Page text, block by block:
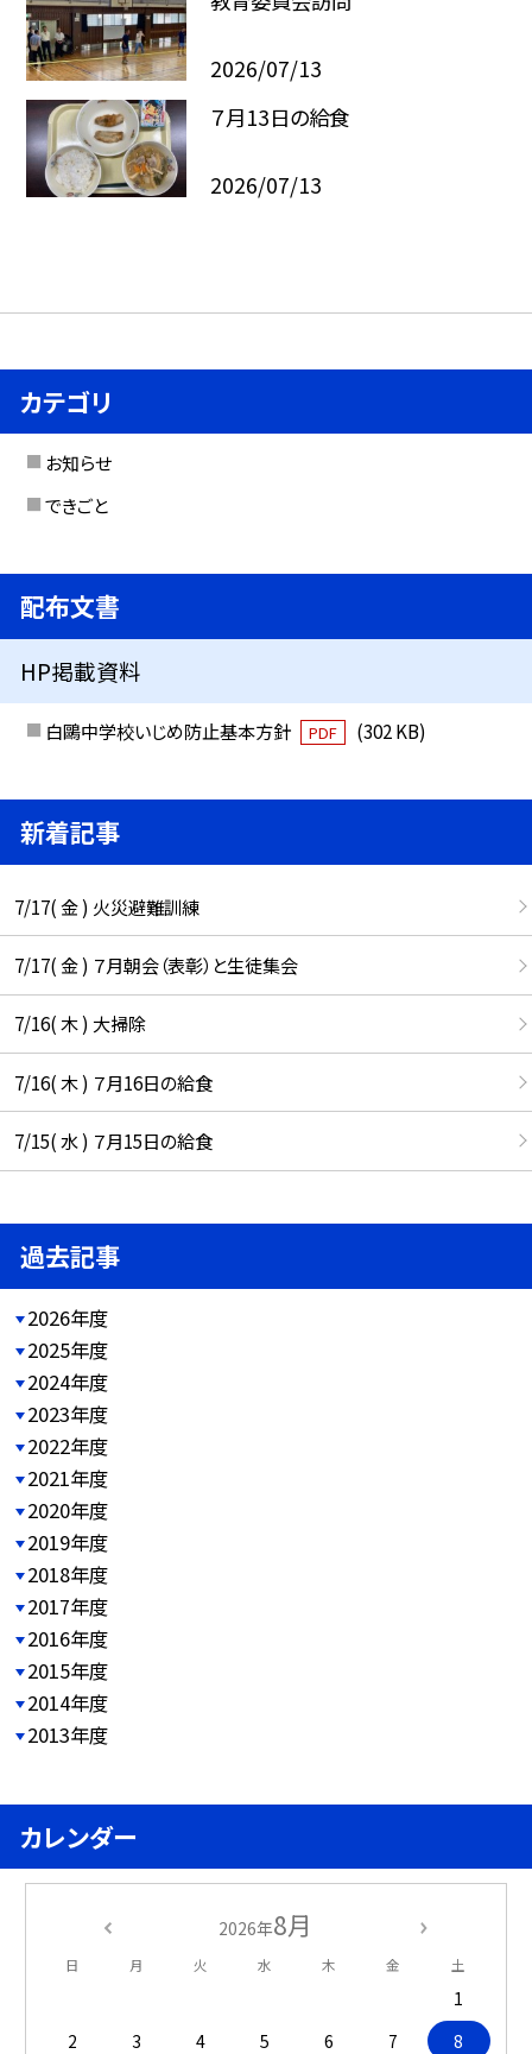
2026/07/13
７月13日の給食
2026/07/13
カテゴリ
お知らせ
できごと
配布文書
HP掲載資料
白鷗中学校いじめ防止基本方針 PDF (302 KB)
新着記事
7/17( 金 ) 火災避難訓練
7/17( 金 ) ７月朝会（表彰）と生徒集会
7/16( 木 ) 大掃除
7/16( 木 ) ７月16日の給食
7/15( 水 ) ７月15日の給食
過去記事
2026年度
2025年度
2024年度
2023年度
2022年度
2021年度
2020年度
2019年度
2018年度
2017年度
2016年度
2015年度
2014年度
2013年度
カレンダー
2026年8月
日 月 火 水 木 金 土
1
2
3 4 5 6 7
8